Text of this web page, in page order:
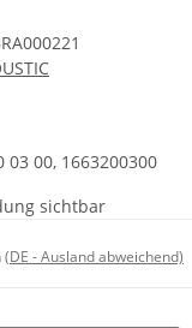
03 00, 1663200300
sichtbar
(DE - Ausland abweichend)